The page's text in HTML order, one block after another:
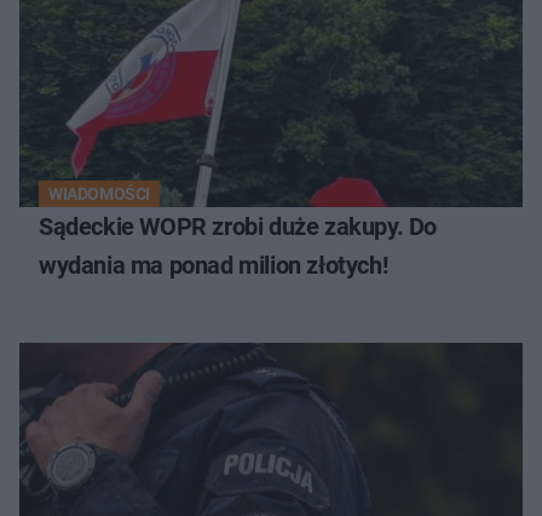
WIADOMOŚCI
Sądeckie WOPR zrobi duże zakupy. Do
wydania ma ponad milion złotych!